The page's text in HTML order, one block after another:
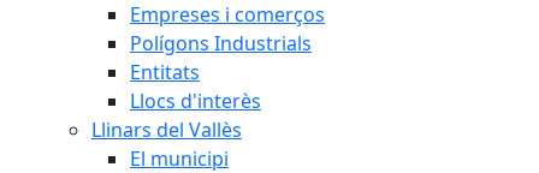
Empreses i comerços
Polígons Industrials
Entitats
Llocs d'interès
Llinars del Vallès
El municipi